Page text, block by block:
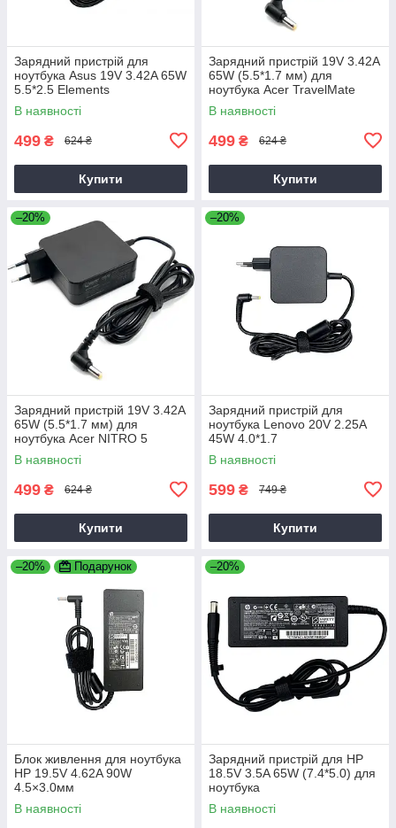
Зарядний пристрій для
ноутбука Asus 19V 3.42A 65W
5.5*2.5 Elements
В наявності
499 ₴ 624 ₴
Купити
Зарядний пристрій 19V 3.42A
65W (5.5*1.7 мм) для
ноутбука Acer TravelMate
P2510-G2-M
В наявності
499 ₴ 624 ₴
Купити
–20%
Зарядний пристрій 19V 3.42A
65W (5.5*1.7 мм) для
ноутбука Acer NITRO 5
AN515-31 65
В наявності
499 ₴ 624 ₴
Купити
–20%
Зарядний пристрій для
ноутбука Lenovo 20V 2.25A
45W 4.0*1.7
В наявності
599 ₴ 749 ₴
Купити
–20% Подарунок
Блок живлення для ноутбука
HP 19.5V 4.62A 90W
4.5×3.0мм
В наявності
–20%
Зарядний пристрій для HP
18.5V 3.5A 65W (7.4*5.0) для
ноутбука
В наявності